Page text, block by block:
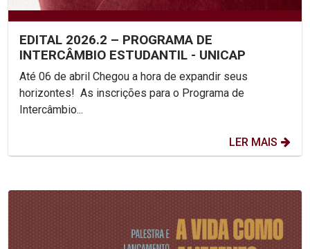
EDITAL 2026.2 – PROGRAMA DE
INTERCÂMBIO ESTUDANTIL - UNICAP
Até 06 de abril Chegou a hora de expandir seus
horizontes! As inscrições para o Programa de
Intercâmbio...
LER MAIS